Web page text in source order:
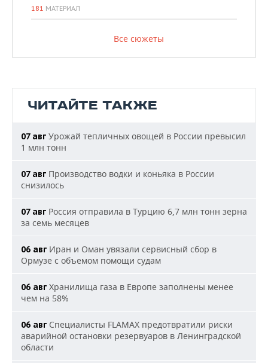
181 МАТЕРИАЛ
Все сюжеты
ЧИТАЙТЕ ТАКЖЕ
07 авг Урожай тепличных овощей в России превысил
1 млн тонн
07 авг Производство водки и коньяка в России
снизилось
07 авг Россия отправила в Турцию 6,7 млн тонн зерна
за семь месяцев
06 авг Иран и Оман увязали сервисный сбор в
Ормузе с объемом помощи судам
06 авг Хранилища газа в Европе заполнены менее
чем на 58%
06 авг Специалисты FLAMAX предотвратили риски
аварийной остановки резервуаров в Ленинградской
области